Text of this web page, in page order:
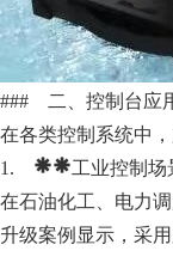
### 二、控制台应
在各类控制系统中
1. **工业控制
在石油化工、电力
升级案例显示，采